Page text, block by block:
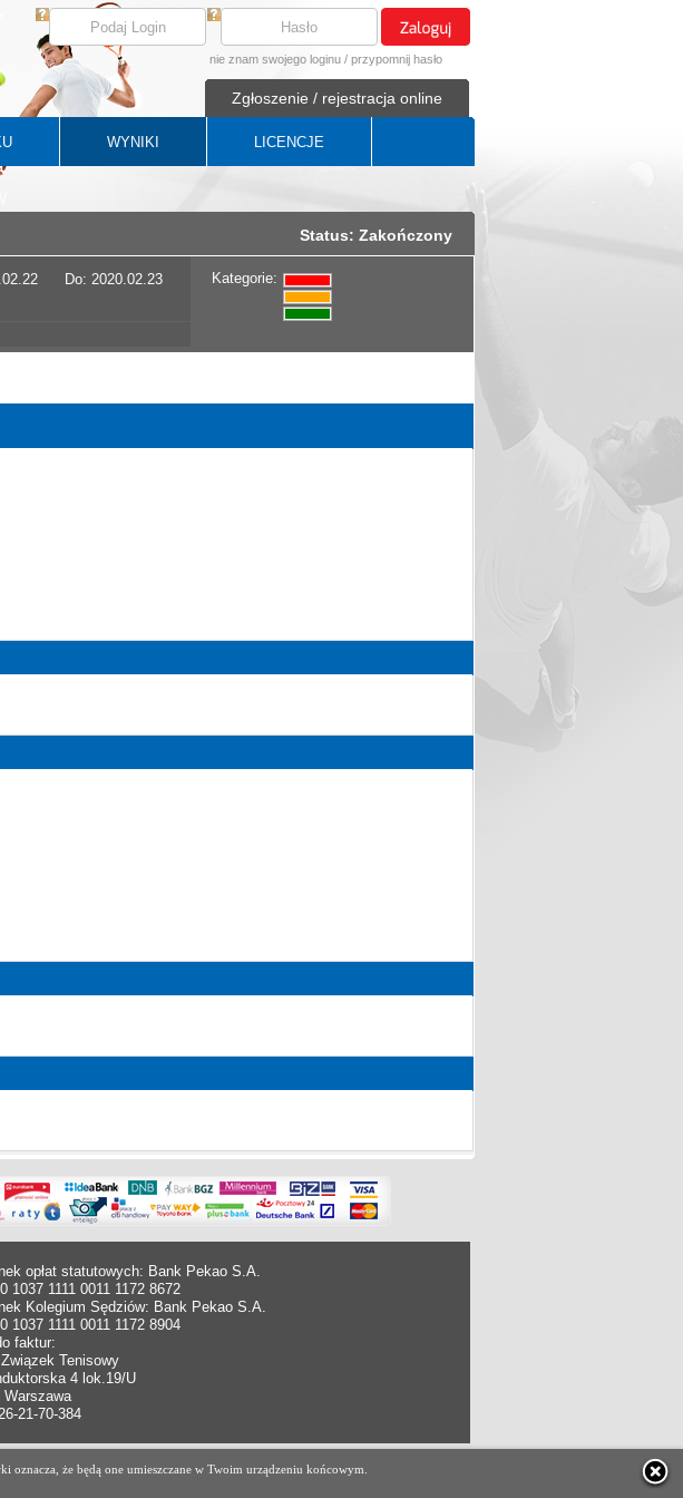
nie znam swojego loginu / przypomnij hasło
Zgłoszenie / rejestracja online
WYNIKI LICENCJE
Status: Zakończony
Do: 2020.02.23 Kategorie:
opłat statutowych: Bank Pekao S.A.
1037 1111 0011 1172 8672
Kolegium Sędziów: Bank Pekao S.A.
1037 1111 0011 1172 8904
faktur:
Tenisowy
4 lok.19/U
Warszawa
21-70-384
projekt i wykonanie
że będą one umieszczane w Twoim urządzeniu końcowym.